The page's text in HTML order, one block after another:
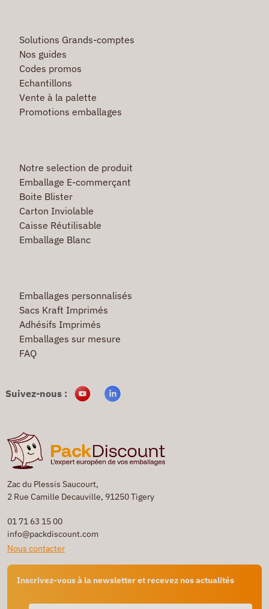
Zac du Plessis Saucourt,
2 Rue Camille Decauville, 91250 Tigery
01 71 63 15 00
info@packdiscount.com
Nous contacter
Inscrivez-vous à la newsletter et recevez nos actualités
Solutions Grands-comptes
Nos guides
Codes promos
Echantillons
Vente à la palette
Promotions emballages
Notre selection de produit
Emballage E-commerçant
Boite Blister
Carton Inviolable
Caisse Réutilisable
Emballage Blanc
Emballages personnalisés
Sacs Kraft Imprimés
Adhésifs Imprimés
Emballages sur mesure
FAQ
Suivez-nous :